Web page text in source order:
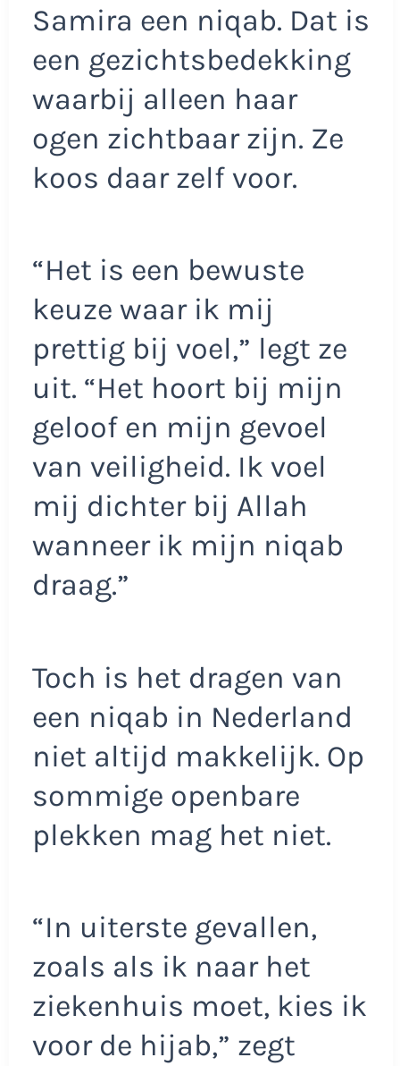
Samira een niqab. Dat is
een gezichtsbedekking
waarbij alleen haar
ogen zichtbaar zijn. Ze
koos daar zelf voor.
“Het is een bewuste
keuze waar ik mij
prettig bij voel,” legt ze
uit. “Het hoort bij mijn
geloof en mijn gevoel
van veiligheid. Ik voel
mij dichter bij Allah
wanneer ik mijn niqab
draag.”
Toch is het dragen van
een niqab in Nederland
niet altijd makkelijk. Op
sommige openbare
plekken mag het niet.
“In uiterste gevallen,
zoals als ik naar het
ziekenhuis moet, kies ik
voor de hijab,” zegt